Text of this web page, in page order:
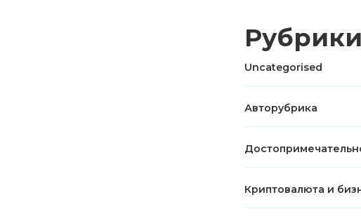
Рубрики
Uncategorised
Авторубрика
Криптовалюта и